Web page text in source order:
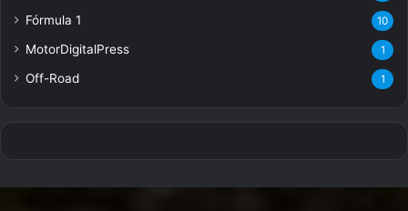
Fórmula 1 10
MotorDigitalPress 1
Off-Road 1